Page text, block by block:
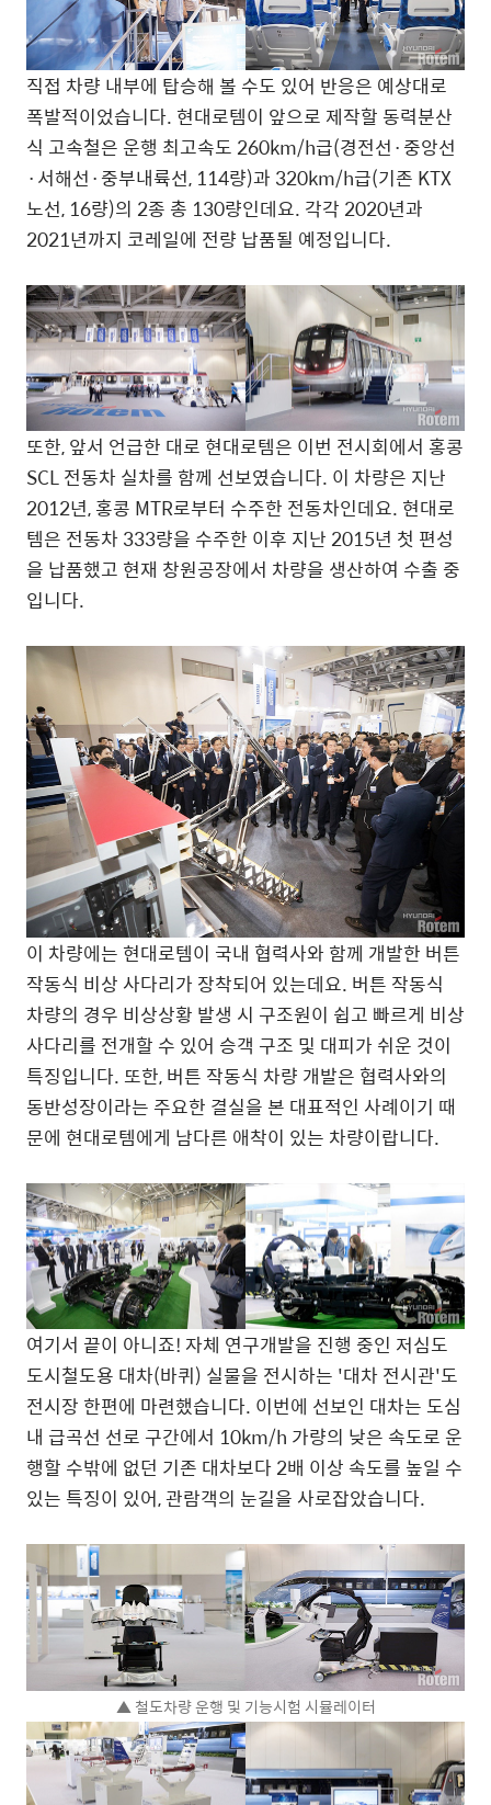
직접 차량 내부에 탑승해 볼 수도 있어 반응은 예상대로
폭발적이었습니다. 현대로템이 앞으로 제작할 동력분산
식 고속철은 운행 최고속도 260km/h급(경전선·중앙선
·서해선·중부내륙선, 114량)과 320km/h급(기존 KTX
노선, 16량)의 2종 총 130량인데요. 각각 2020년과
2021년까지 코레일에 전량 납품될 예정입니다.
또한, 앞서 언급한 대로 현대로템은 이번 전시회에서 홍콩
SCL 전동차 실차를 함께 선보였습니다. 이 차량은 지난
2012년, 홍콩 MTR로부터 수주한 전동차인데요. 현대로
템은 전동차 333량을 수주한 이후 지난 2015년 첫 편성
을 납품했고 현재 창원공장에서 차량을 생산하여 수출 중
입니다.
이 차량에는 현대로템이 국내 협력사와 함께 개발한 버튼
작동식 비상 사다리가 장착되어 있는데요. 버튼 작동식
차량의 경우 비상상황 발생 시 구조원이 쉽고 빠르게 비상
사다리를 전개할 수 있어 승객 구조 및 대피가 쉬운 것이
특징입니다. 또한, 버튼 작동식 차량 개발은 협력사와의
동반성장이라는 주요한 결실을 본 대표적인 사례이기 때
문에 현대로템에게 남다른 애착이 있는 차량이랍니다.
여기서 끝이 아니죠! 자체 연구개발을 진행 중인 저심도
도시철도용 대차(바퀴) 실물을 전시하는 '대차 전시관'도
전시장 한편에 마련했습니다. 이번에 선보인 대차는 도심
내 급곡선 선로 구간에서 10km/h 가량의 낮은 속도로 운
행할 수밖에 없던 기존 대차보다 2배 이상 속도를 높일 수
있는 특징이 있어, 관람객의 눈길을 사로잡았습니다.
▲ 철도차량 운행 및 기능시험 시뮬레이터